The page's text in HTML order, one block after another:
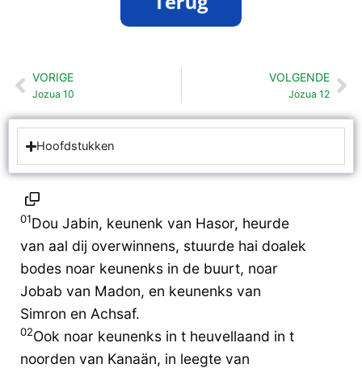
Vorige
VORIGE
Jozua 10
VOLGENDE
Jozua 12
Hoofdstukken
01Dou Jabin, keunenk van Hasor, heurde
van aal dij overwinnens, stuurde hai doalek
bodes noar keunenks in de buurt, noar
Jobab van Madon, en keunenks van
Simron en Achsaf.
02Ook noar keunenks in t heuvellaand in t
noorden van Kanaän, in leegte van